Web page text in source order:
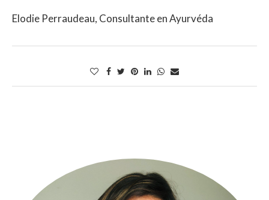
Elodie Perraudeau, Consultante en Ayurvéda